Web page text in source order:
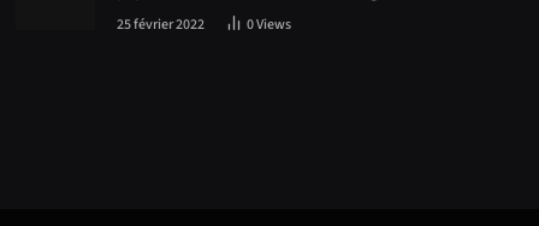
économiques de la route Kolwezi-Solwezi
25 février 2022 0Views